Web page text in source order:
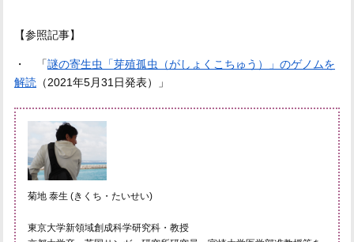
【参照記事】
・ 「謎の寄生虫「芽殖孤虫（がしょくこちゅう）」のゲノムを
解読 （2021年5月31日発表）」
菊地 泰生 (きくち・たいせい)
東京大学新領域創成科学研究科・教授